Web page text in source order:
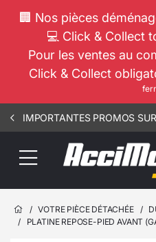
🏢 Nos pièces
💻 Click & Collect
Pour les ventes au
Click & Collect
/ VOTRE PIÈCE DÉTACHÉE /
/
PLATINE REPOSE-PIED AVANT